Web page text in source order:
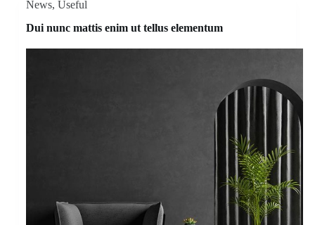
News, Useful
Dui nunc mattis enim ut tellus elementum